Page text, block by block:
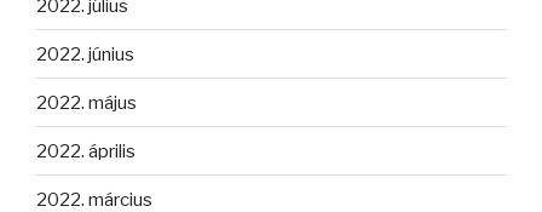
2022. július
2022. június
2022. május
2022. április
2022. március